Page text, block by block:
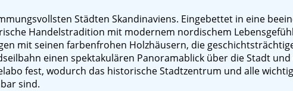
Städten Skandinaviens. Eingebettet in eine
Handelstradition mit modernem nordischem
mit seinen farbenfrohen Holzhäusern, die
einen spektakulären Panoramablick über die Stadt und
fest, wodurch das historische Stadtzentrum und alle
sind.